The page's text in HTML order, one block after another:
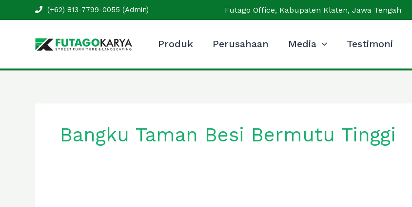
to
(+62) 813-7799-0055 (Admin) Futago Office, Kabupaten Klaten, Jawa Tengah
Produk Perusahaan Media Testimoni
Bangku Taman Besi Bermutu Tinggi